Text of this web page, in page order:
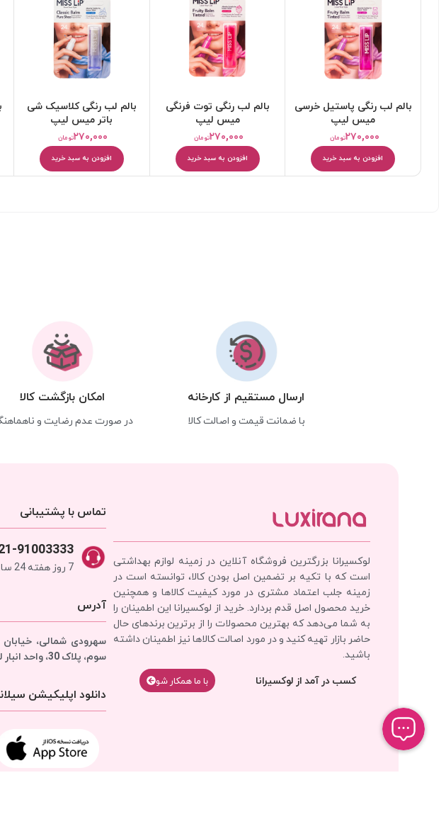
بالم لب رنگی پاستیل خرسی
میس لیپ
تومان۲۷۰,۰۰۰
افزودن به سبد خرید
بالم لب رنگی توت فرنگی
میس لیپ
تومان۲۷۰,۰۰۰
افزودن به سبد خرید
بالم لب رنگی کلاسیک شی
باتر میس لیپ
تومان۲۷۰,۰۰۰
افزودن به سبد خرید
ارسال مستقیم از کارخانه
با ضمانت قیمت و اصالت کالا
امکان بازگشت کالا
در صورت عدم رضایت و
لوکسیرانا بزرگترین فروشگاه آنلاین در زمینه لوازم بهداشتی
است که با تکیه بر تضمین اصل بودن کالا، توانسته است در
زمینه جلب اعتماد مشتری در مورد کیفیت کالاها و همچنین
خرید محصول اصل قدم بردارد. خرید از لوکسیرانا این اطمینان را
به شما می‌دهد که بهترین محصولات را از برترین برندهای حال
حاضر بازار تهیه کنید و در مورد اصالت کالاها نیز اطمینان داشته
باشید.
کسب در آمد از لوکسیرانا با‌‌ ما همکار شو
تماس با پشتیبانی
91003333
7 روز هفته 24 ساعته
آدرس
سهرودی شمالی، خیابان
سوم، پلاک 30، واحد انبار
دانلود اپلیکیشن